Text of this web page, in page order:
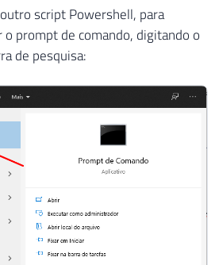
script Powershell, para
prompt de comando, digitando o
de pesquisa: